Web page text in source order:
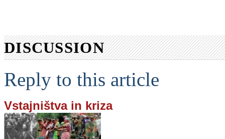
DISCUSSION
Reply to this article
Vstajništva in kriza